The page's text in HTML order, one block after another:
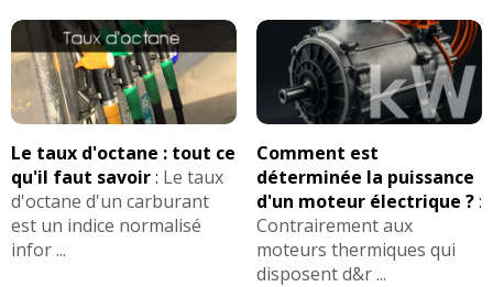
Le taux d'octane : tout ce
qu'il faut savoir: Le taux
d'octane d'un carburant
est un indice normalisé
infor ...
Comment est
déterminée la puissance
d'un moteur électrique ?:
Contrairement aux
moteurs thermiques qui
disposent d&r ...